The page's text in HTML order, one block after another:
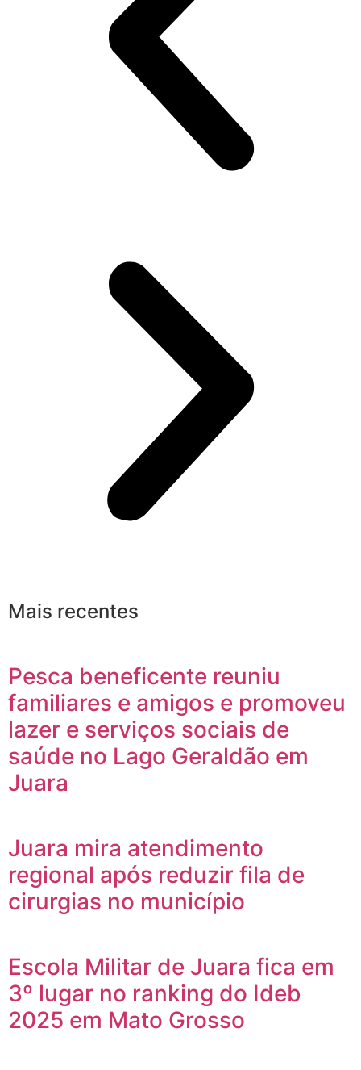
Mais recentes
Pesca beneficente reuniu
familiares e amigos e promoveu
lazer e serviços sociais de
saúde no Lago Geraldão em
Juara
Juara mira atendimento
regional após reduzir fila de
cirurgias no município
Escola Militar de Juara fica em
3º lugar no ranking do Ideb
2025 em Mato Grosso